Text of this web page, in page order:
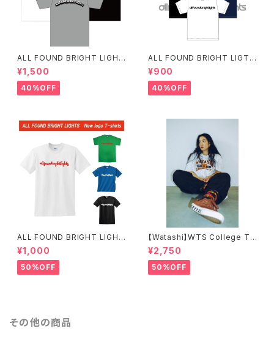
ALL FOUND BRIGHT LIGHT
S LOGO T-SHIRTS
¥1,500
40%OFF
ALL FOUND BRIGHT LIGTH
S スタイリッシュロゴTシャツ
¥900
40%OFF
ALL FOUND BRIGHT LIGHT
S SIMPLE LOGO T-SHIRTS
¥1,000
50%OFF
【Watashi】WTS College T-
shirts【IF I FELL限定】
¥2,750
50%OFF
その他の商品